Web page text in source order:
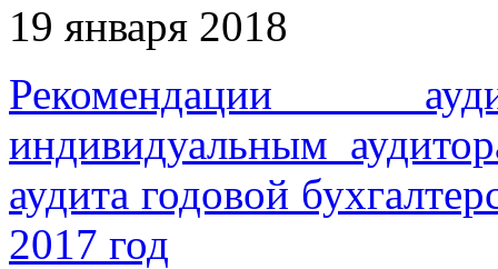
19 января 2018
Рекомендации
индивидуальным
аудита годовой
2017 год